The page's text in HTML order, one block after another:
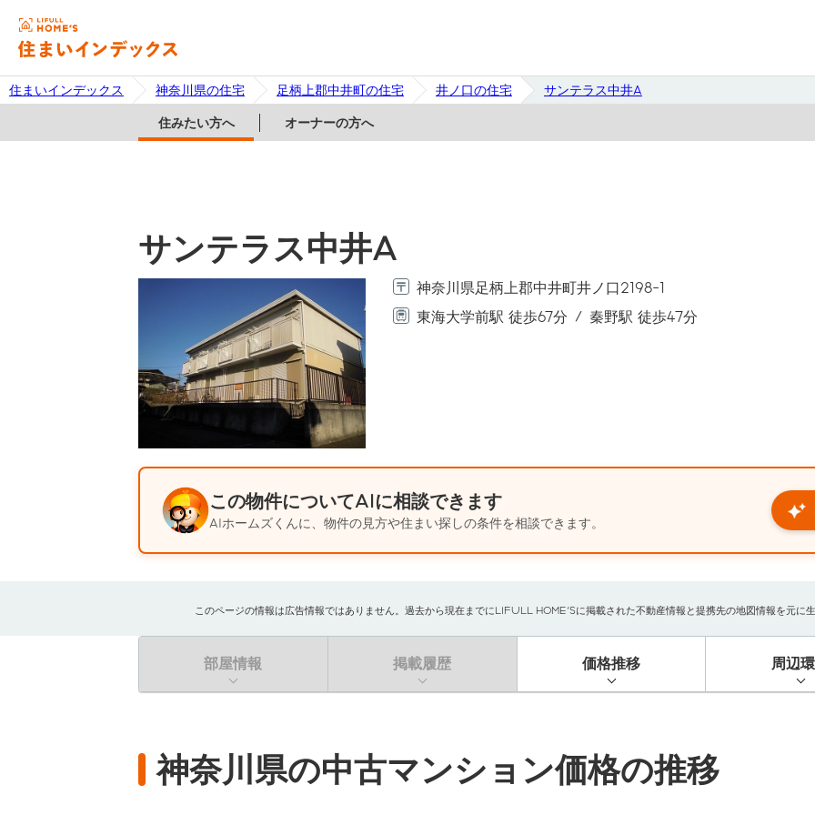
住まいインデックス 神奈川県の住宅 足柄上郡中井町の住宅 井ノ口の住宅 サンテラス中井A
住みたい方へ オーナーの方へ
サンテラス中井A
神奈川県足柄上郡中井町井ノ口2198-1
東海大学前駅 徒歩67分
秦野駅 徒歩47分
この物件についてAIに相談できます
AIホームズくんに、物件の見方や住まい探しの条件を相談できます。
このページの情報は広告情報ではありません。過去から現在までにLIFULL HOME'Sに掲載された不動産情報と提携先の地図情報を元
部屋情報 掲載履歴 価格推移 周辺
神奈川県の中古マンション価格の推移